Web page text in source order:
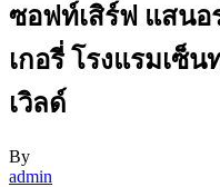
ซอฟท์เสิร์ฟ แสน
เกอรี่ โรงแรมเซ็
เวิลด์
By
admin